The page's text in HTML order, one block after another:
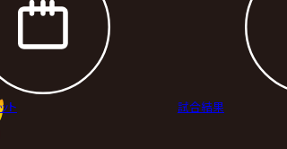
ト 試合結果